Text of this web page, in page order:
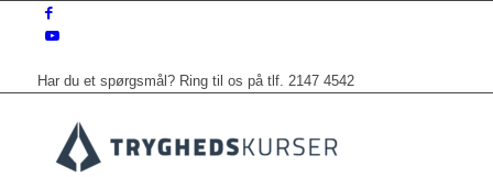
Har du et spørgsmål? Ring til os på tlf. 2147 4542